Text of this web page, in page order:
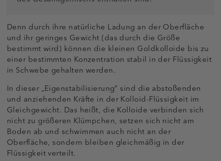
Denn durch ihre natürliche Ladung an der Oberfläche
und ihr geringes Gewicht (das durch die Größe
bestimmt wird) können die kleinen Goldkolloide bis zu
einer bestimmten Konzentration stabil in der Flüssigkeit
in Schwebe gehalten werden.
In dieser „Eigenstabilisierung“ sind die abstoßenden
und anziehenden Kräfte in der Kolloid-Flüssigkeit im
Gleichgewicht. Das heißt, die Kolloide verbinden sich
nicht zu größeren Klümpchen, setzen sich nicht am
Boden ab und schwimmen auch nicht an der
Oberfläche, sondern bleiben gleichmäßig in der
Flüssigkeit verteilt.